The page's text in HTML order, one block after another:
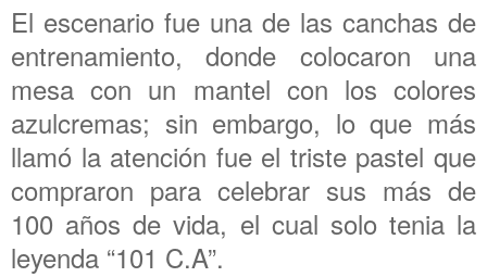
El escenario fue una de las canchas de
entrenamiento, donde colocaron una
mesa con un mantel con los colores
azulcremas; sin embargo, lo que más
llamó la atención fue el triste pastel que
compraron para celebrar sus más de
100 años de vida, el cual solo tenia la
leyenda “101 C.A”.